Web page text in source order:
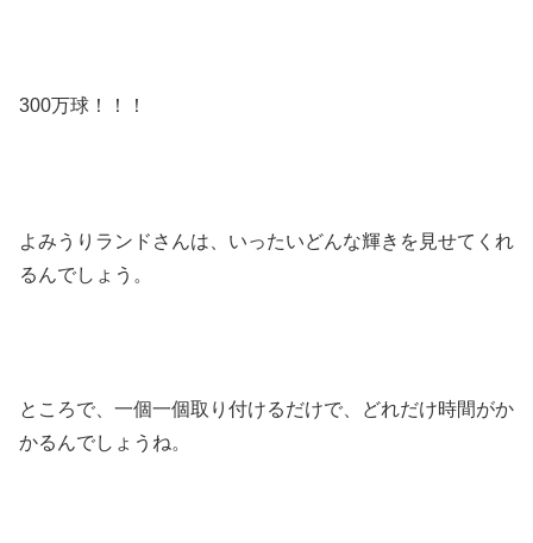
300万球！！！
よみうりランドさんは、いったいどんな輝きを見せてくれ
るんでしょう。
ところで、一個一個取り付けるだけで、どれだけ時間がか
かるんでしょうね。